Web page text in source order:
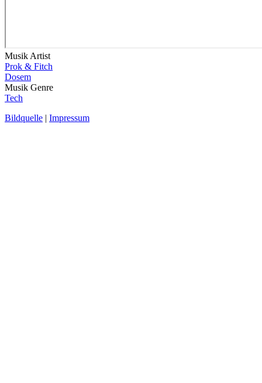
Musik Artist
Prok & Fitch
Dosem
Musik Genre
Tech
Bildquelle | Impressum